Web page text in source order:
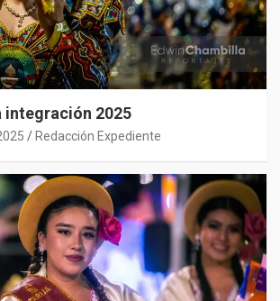
integración 2025
Redacción Expediente